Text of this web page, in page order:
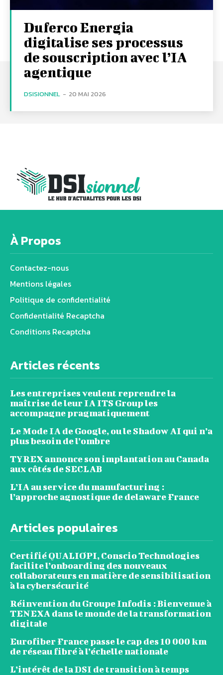
Duferco Energia
digitalise ses processus
de souscription avec l’IA
agentique
DSISIONNEL - 20 MAI 2026
À Propos
Contactez-nous
Mentions légales
Politique de confidentialité
Confidentialité Recaptcha
Conditions Recaptcha
Articles récents
Les entreprises veulent reprendre la
maîtrise de leur IA ITS Group les
accompagne pragmatiquement
Le Mode IA de Google, ou le Shadow AI qui n’a
plus besoin de l’ombre
TYREX annonce son implantation au Canada
aux côtés de SECLAB
L’IA au service du manufacturing :
l’approche agnostique de delaware France
Articles populaires
Certifié QUALIOPI, Conscio Technologies
facilite l’onboarding des nouveaux
collaborateurs en matière de sensibilisation
à la cybersécurité
Réinvention du Groupe Infodis : Bienvenue à
TENEXA dans le monde de la transformation
digitale
Eurofiber France passe le cap des 10 000 km
de réseau fibré à l’échelle nationale
L’intérêt de la DSI de transition à temps